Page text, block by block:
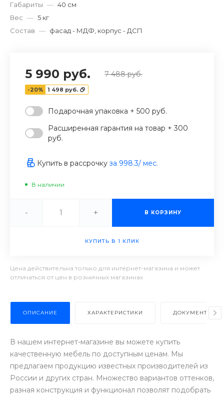
Габариты — 40 см
Вес — 5 кг
Состав — фасад - МДФ, корпус - ДСП
5 990 руб. 7 488 руб.
-20% 1 498 руб.
Подарочная упаковка + 500 руб.
Расширенная гарантия на товар + 300
руб.
Купить в рассрочку за 998.3/ мес.
В наличии
- + В КОРЗИНУ
КУПИТЬ В 1 КЛИК
Цена действительна только для интернет-магазина и может
отличаться от цен в розничных магазинах
ОПИСАНИЕ ХАРАКТЕРИСТИКИ ДОКУМЕНТЫ
В нашем интернет-магазине вы можете купить
качественную мебель по доступным ценам. Мы
предлагаем продукцию известных производителей из
России и других стран. Множество вариантов оттенков,
разная конструкция и функционал позволят подобрать